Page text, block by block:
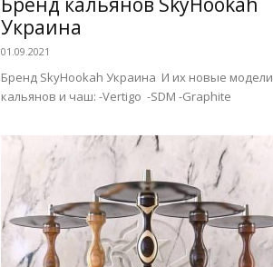
Украина
01.09.2021
Бренд SkyHookah Украина И их новые модели
кальянов и чаш: -Vertigo -SDM -Graphite